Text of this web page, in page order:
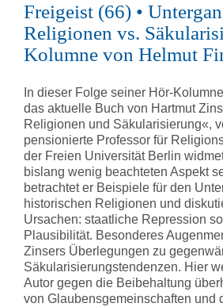
Freigeist (66) •
Religionen vs.
Kolumne von Helmut
In dieser Folge seiner Hör-
das aktuelle Buch von Hartmut
Religionen und Säkularisierung«,
pensionierte Professor für
der Freien Universität Berlin
bislang wenig beachteten Aspekt
betrachtet er Beispiele für den
historischen Religionen und
Ursachen: staatliche Repression
Plausibilität. Besonderes
Zinsers Überlegungen zu
Säkularisierungstendenzen. Hier
Autor gegen die Beibehaltung
von Glaubensgemeinschaften und